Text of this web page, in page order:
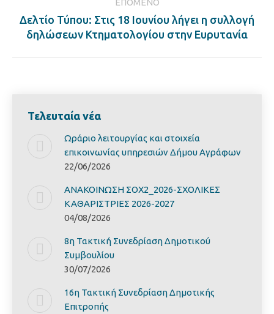
Next
post:
Δελτίο Τύπου: Στις 18 Ιουνίου λήγει η συλλογή
δηλώσεων Κτηματολογίου στην Ευρυτανία
Τελευταία νέα
Ωράριο λειτουργίας και στοιχεία
επικοινωνίας υπηρεσιών Δήμου Αγράφων
22/06/2026
ΑΝΑΚΟΙΝΩΣΗ ΣΟΧ2_2026-ΣΧΟΛΙΚΕΣ
ΚΑΘΑΡΙΣΤΡΙΕΣ 2026-2027
04/08/2026
8η Τακτική Συνεδρίαση Δημοτικού
Συμβουλίου
30/07/2026
16η Τακτική Συνεδρίαση Δημοτικής
Επιτροπής